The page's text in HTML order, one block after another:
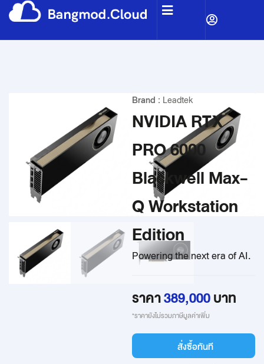
Brand : Leadtek
NVIDIA RTX
PRO 6000
Blackwell Max-
Q Workstation
Edition
Powering the next era of AI.
ราคา389,000บาท
*ราคายังไม่รวมภาษีมูลค่าเพิ่ม
สั่งซื้อทันที